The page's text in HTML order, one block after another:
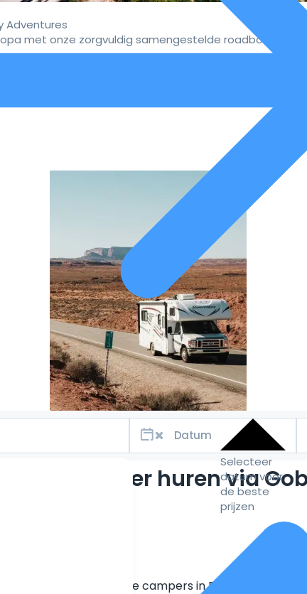
Selecteer
datum voor
de beste
prijzen
Adventures
met onze zorgvuldig samengestelde roadbooks.
een camper huren via
Grootste aanbod unieke campers in Europa